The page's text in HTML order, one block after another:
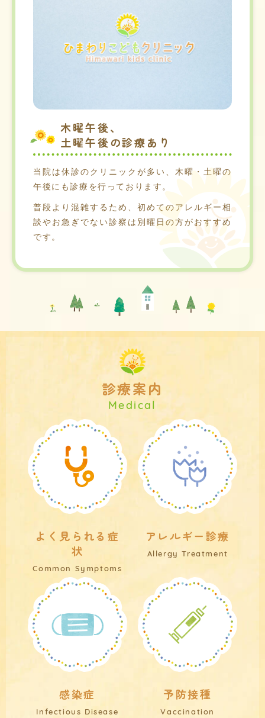
木曜午後、
土曜午後の診療あり
当院は休診のクリニックが多い、木曜・土曜の
午後にも診療を行っております。
普段より混雑するため、初めてのアレルギー相
談やお急ぎでない診察は別曜日の方がおすすめ
です。
診療案内
よく見られる症
状
Common Symptoms
アレルギー診療
Allergy Treatment
感染症
Infectious Disease
予防接種
Vaccination